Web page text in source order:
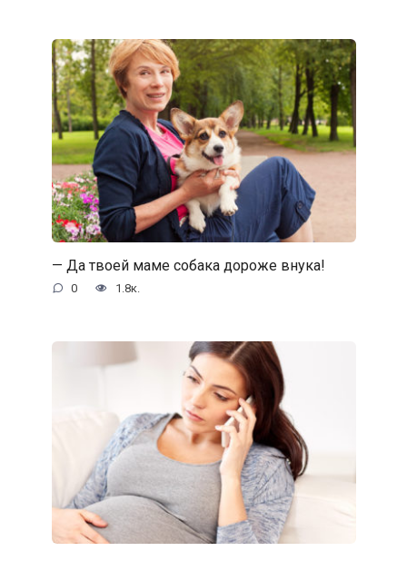
— Да твоей маме собака дороже внука!
0 1.8к.